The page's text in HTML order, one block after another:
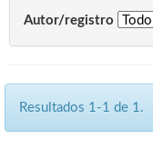
Autor/registro
Resultados 1-1 de 1.